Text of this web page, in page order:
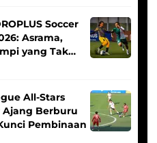
Soccer
Asrama,
yang Tak
All-Stars
Ajang Berburu
Pembinaan